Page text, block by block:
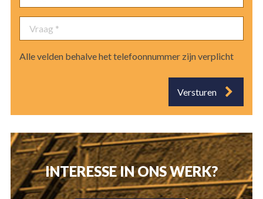
Vraag
Alle velden behalve het telefoonnummer zijn verplicht
Versturen
INTERESSE IN ONS WERK?
RENOVATIE
NIEUWBOUW
PROJECTEN
NIEUWS